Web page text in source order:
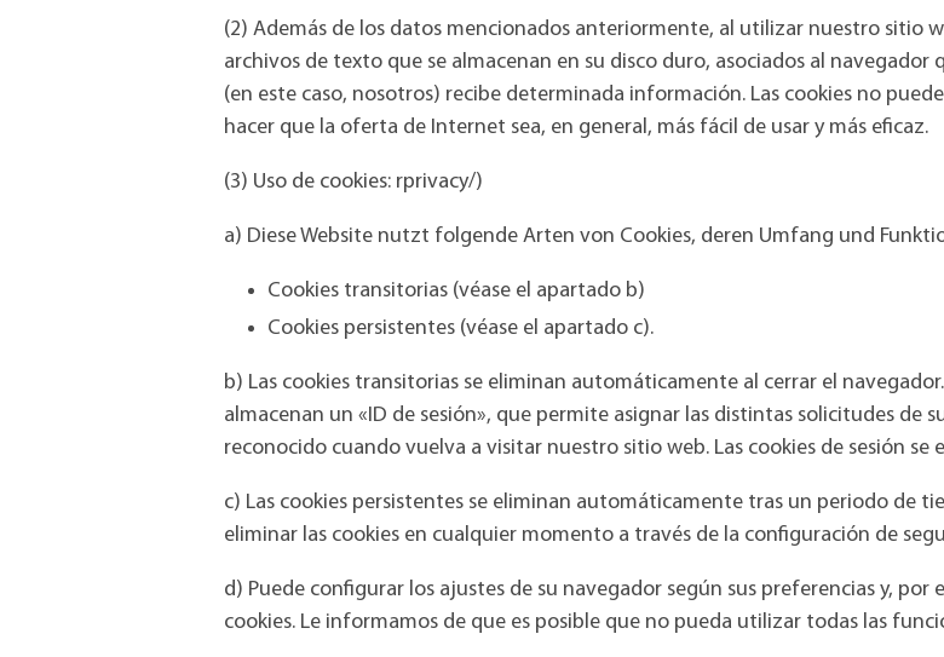
(2) Además de los datos mencionados anteriormente, al utilizar nuestro sitio
archivos de texto que se almacenan en su disco duro, asociados al
(en este caso, nosotros) recibe determinada información. Las cookies no
hacer que la oferta de Internet sea, en general, más fácil de usar y más eficaz.
(3) Uso de cookies: rprivacy/)
a) Diese Website nutzt folgende Arten von Cookies, deren Umfang und
Cookies transitorias (véase el apartado b)
Cookies persistentes (véase el apartado c).
b) Las cookies transitorias se eliminan automáticamente al cerrar el
almacenan un «ID de sesión», que permite asignar las distintas solicitudes de
reconocido cuando vuelva a visitar nuestro sitio web. Las cookies de sesión se
c) Las cookies persistentes se eliminan automáticamente tras un periodo de
eliminar las cookies en cualquier momento a través de la configuración de
d) Puede configurar los ajustes de su navegador según sus preferencias y,
cookies. Le informamos de que es posible que no pueda utilizar todas las